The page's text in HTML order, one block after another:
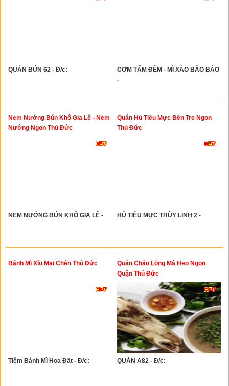
QUÁN BÚN 62 - Đ/c:
CƠM TẤM ĐÊM - MÌ XÀO BẢO BẢO
-
Nem Nướng Bún Khô Gia Lê - Nem
Nướng Ngon Thủ Đức
NEM NƯỚNG BÚN KHÔ GIA LÊ -
Quán Hủ Tiếu Mực Bến Tre Ngon
Thủ Đức
HỦ TIẾU MỰC THÙY LINH 2 -
Bánh Mì Xíu Mại Chén Thủ Đức
Tiệm Bánh Mì Hoa Đất - Đ/c:
Quán Cháo Lòng Má Heo Ngon
Quận Thủ Đức
QUÁN A82 - Đ/c: